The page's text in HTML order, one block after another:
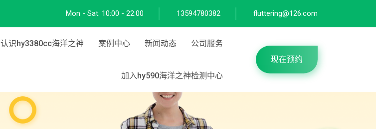
Mon - Sat: 10:00 - 22:00 13594780382 fluttering@126.com
认识hy3380cc海洋之神 案例中心 新闻动态 公司服务
加入hy590海洋之神检测中心
现在预约